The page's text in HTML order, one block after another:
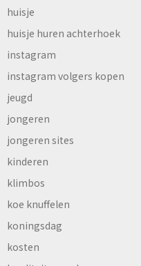
huisje
huisje huren achterhoek
instagram
instagram volgers kopen
jeugd
jongeren
jongeren sites
kinderen
klimbos
koe knuffelen
koningsdag
kosten